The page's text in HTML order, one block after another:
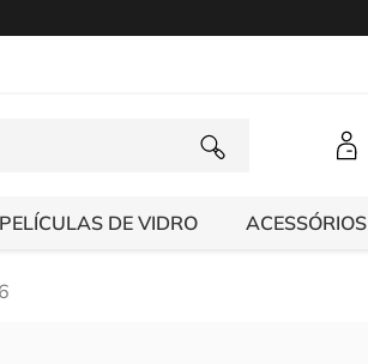
PELÍCULAS DE VIDRO ACESSÓRIOS